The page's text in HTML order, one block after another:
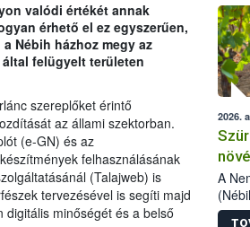
valódi értékét annak
érhető el ez egyszerűen,
Nébih házhoz megy az
felügyelt területen
szereplőket érintő
az állami szektorban.
(e-GN) és az
felhasználásának
(Talajweb) is
tervezésével is segíti majd
minőségét és a belső
2026.
A